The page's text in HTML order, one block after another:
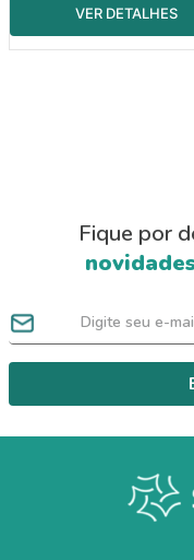
Fique por